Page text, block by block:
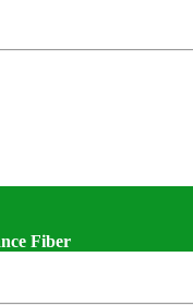
Fiber